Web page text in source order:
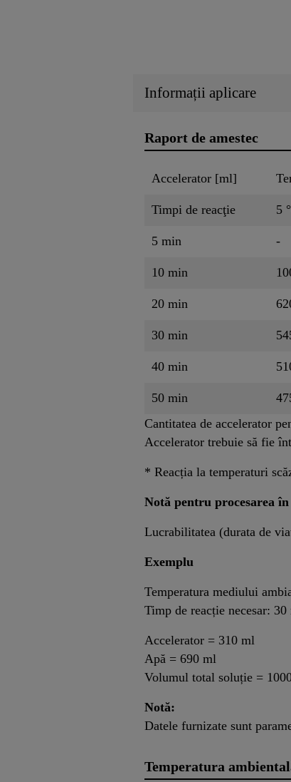
Informații aplicare
Raport de amestec
Accelerator [ml]
Timpi de reacţie 5
5 min -
10 min
20 min
30 min
40 min
50 min
Cantitatea de accelerator
Accelerator trebuie să fie
* Reacția la temperaturi
Notă pentru procesarea
Lucrabilitatea (durata de
Exemplu
Temperatura mediului
Timp de reacție necesar: 30
Accelerator = 310 ml
Apă = 690 ml
Volumul total soluție =
Notă:
Datele furnizate sunt
Temperatura